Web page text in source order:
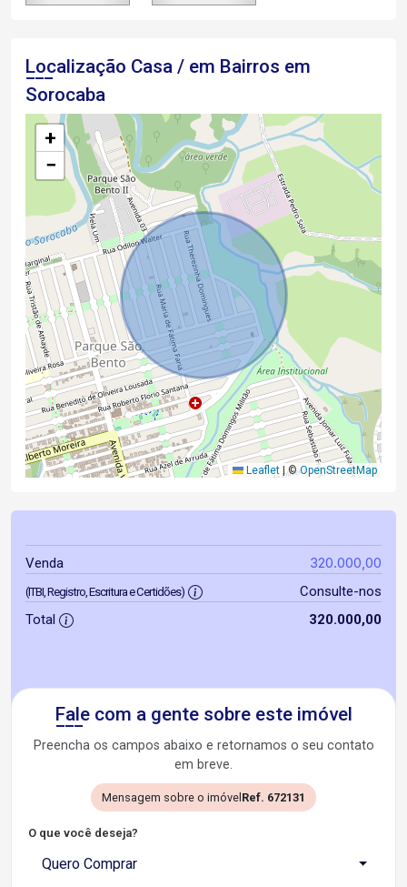
Localização Casa / em Bairros em
Sorocaba
+
−
Leaflet |©OpenStreetMap
Venda 320.000,00
(ITBI, Registro, Escritura e Certidões)
Consulte-nos
Total
320.000,00
Fale com a gente sobre este imóvel
Preencha os campos abaixo e retornamos o seu contato
em breve.
Mensagem sobre o imóvel Ref. 672131
O que você deseja?
Quero Comprar